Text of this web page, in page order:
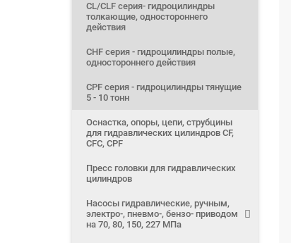
CL/CLF серия- гидроцилиндры
толкающие, одностороннего
действия
CHF серия - гидроцилиндры полые,
одностороннего действия
CPF серия - гидроцилиндры тянущие
5 - 10 тонн
Оснастка, опоры, цепи, струбцины
для гидравлических цилиндров CF,
CFC, CPF
Пресс головки для гидравлических
цилиндров
Насосы гидравлические, ручным,
электро-, пневмо-, бензо- приводом
на 70, 80, 150, 227 МПа